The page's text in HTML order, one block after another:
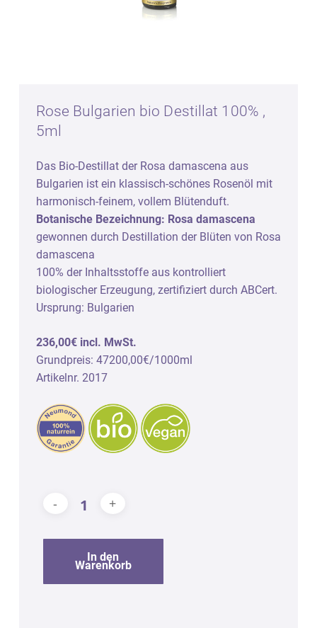
Rose Bulgarien bio Destillat 100% ,
5ml
Das Bio-Destillat der Rosa damascena aus
Bulgarien ist ein klassisch-schönes Rosenöl mit
harmonisch-feinem, vollem Blütenduft.
Botanische Bezeichnung: Rosa damascena
gewonnen durch Destillation der Blüten von Rosa
damascena
100% der Inhaltsstoffe aus kontrolliert
biologischer Erzeugung, zertifiziert durch ABCert.
Ursprung: Bulgarien
236,00€ incl. MwSt.
Grundpreis: 47200,00€/1000ml
Artikelnr. 2017
In den
Warenkorb